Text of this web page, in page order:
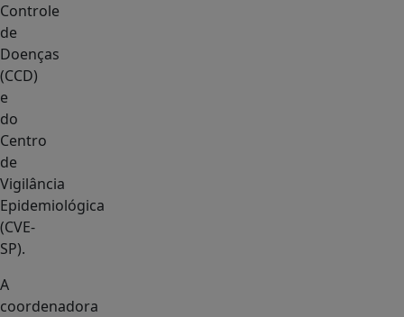
Controle
de
Doenças
(CCD)
e
do
Centro
de
Vigilância
Epidemiológica
(CVE-
SP).
A
coordenadora